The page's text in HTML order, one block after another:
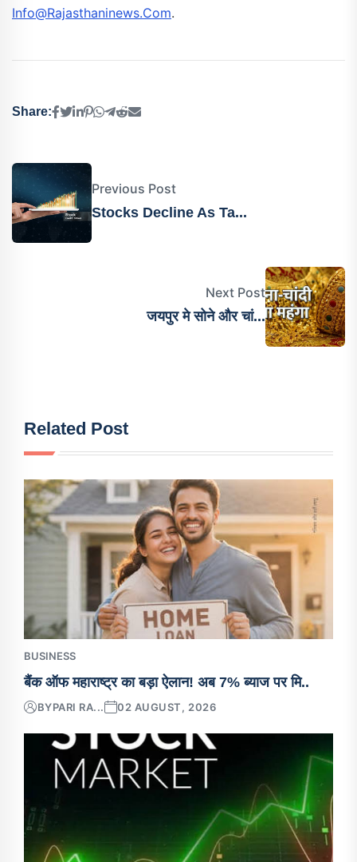
Info@rajasthaninews.com.
Share:
Previous Post
Stocks Decline As Ta...
Next Post
जयपुर मे सोने और चां...
Related Post
BUSINESS
बैंक ऑफ महाराष्ट्र का बड़ा ऐलान! अब 7% ब्याज पर मि..
BYPARI RA... 02 AUGUST, 2026